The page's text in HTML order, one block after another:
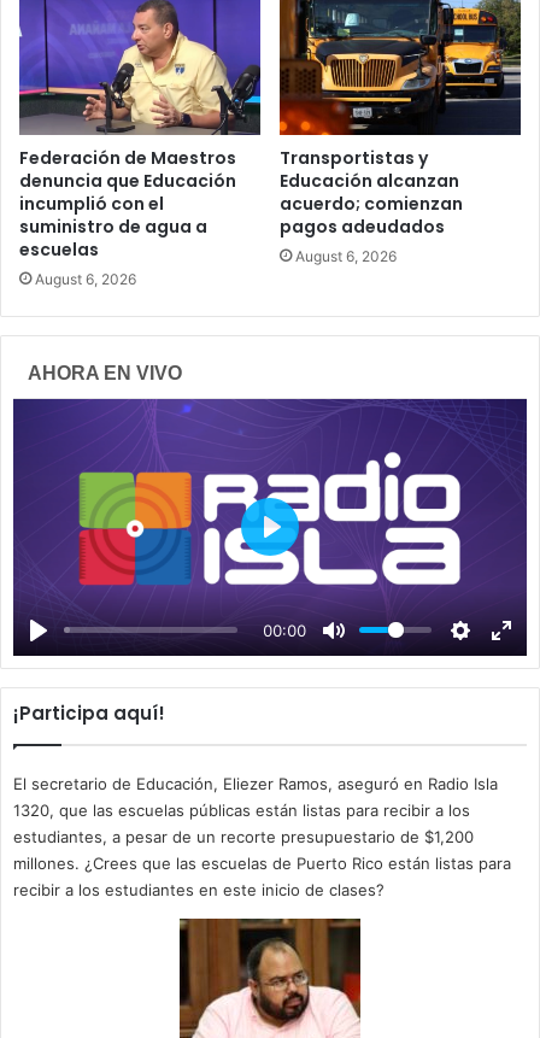
Federación de Maestros
denuncia que Educación
incumplió con el
suministro de agua a
escuelas
August 6, 2026
Transportistas y
Educación alcanzan
acuerdo; comienzan
pagos adeudados
August 6, 2026
AHORA EN VIVO
00:00
P
a
y
¡Participa aquí!
El secretario de Educación, Eliezer Ramos, aseguró en Radio Isla
1320, que las escuelas públicas están listas para recibir a los
estudiantes, a pesar de un recorte presupuestario de $1,200
millones. ¿Crees que las escuelas de Puerto Rico están listas para
recibir a los estudiantes en este inicio de clases?